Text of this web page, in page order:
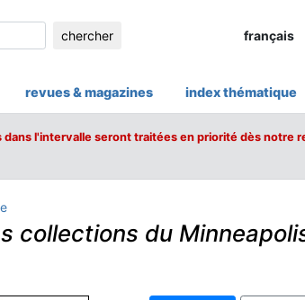
chercher français
revues & magazines index thématique
l'intervalle seront traitées en priorité dès notre
collections du